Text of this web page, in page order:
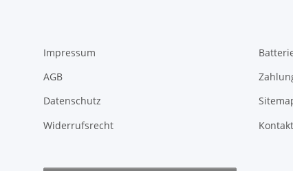
Impressum
AGB
Datenschutz
Widerrufsrecht
Kontakt